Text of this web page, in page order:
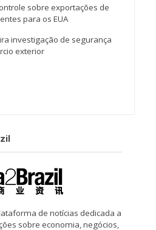
sobre exportações de
para os EUA
investigação de segurança
exterior
de notícias dedicada a
sobre economia, negócios,